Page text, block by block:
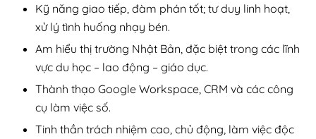
Kỹ năng giao tiếp, đàm phán tốt; tư duy linh hoạt,
xử lý tình huống nhạy bén.
Am hiểu thị trường Nhật Bản, đặc biệt trong các lĩnh
vực du học – lao động – giáo dục.
Thành thạo Google Workspace, CRM và các công
cụ làm việc số.
Tinh thần trách nhiệm cao, chủ động, làm việc độc